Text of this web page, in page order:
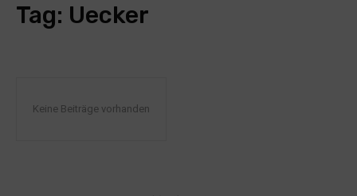
Tag: Uecker
Keine Beiträge vorhanden